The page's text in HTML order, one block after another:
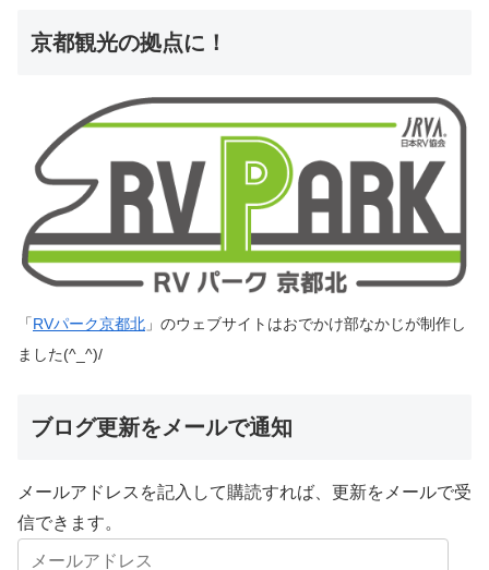
京都観光の拠点に！
「RVパーク京都北 」のウェブサイトはおでかけ部なかじが制作し
ました(^_^)/
ブログ更新をメールで通知
メールアドレスを記入して購読すれば、更新をメールで受
信できます。